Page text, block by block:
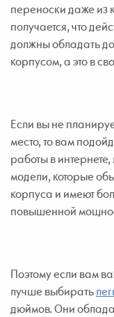
переноски даже из
получается, что
должны обладать
корпусом, а это в
Если вы не
место, то вам
работы в
модели, которые
корпуса и имеют
повышенной
Поэтому если вам
лучше выбирать
дюймов. Они